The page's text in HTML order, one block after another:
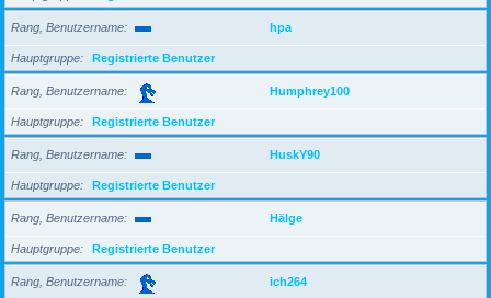
Rang, Benutzername hpa
Hauptgruppe Registrierte Benutzer
Rang, Benutzername Humphrey100
Hauptgruppe Registrierte Benutzer
Rang, Benutzername HuskY90
Hauptgruppe Registrierte Benutzer
Rang, Benutzername Hälge
Hauptgruppe Registrierte Benutzer
Rang, Benutzername ich264